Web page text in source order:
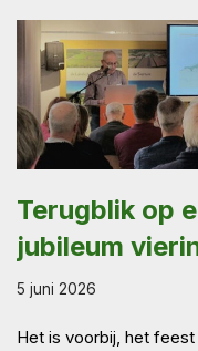
Terugblik op
jubileum
5 juni 2026
Het is voorbij, het